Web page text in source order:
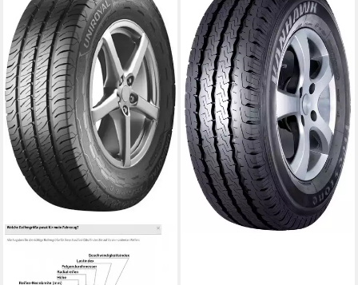
UNIROYAL
Uniroyal Sommerreifen
UNIROYAL, in verschiedenen
Ganzjahresreifen VANHAWK
MULTISEAS., in
verschiedenen Ausführungen
erhältlich
Kraftstoffeffizienz
Produktdatenblatt
Nasshaftung
Produktdatenblatt
186,99 €
lieferbar - in 4-5 Werktagen bei dir